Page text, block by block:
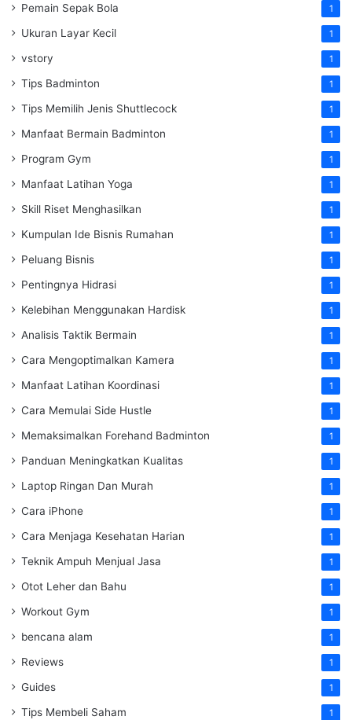
Pemain Sepak Bola 1
Ukuran Layar Kecil 1
vstory 1
Tips Badminton 1
Tips Memilih Jenis Shuttlecock 1
Manfaat Bermain Badminton 1
Program Gym 1
Manfaat Latihan Yoga 1
Skill Riset Menghasilkan 1
Kumpulan Ide Bisnis Rumahan 1
Peluang Bisnis 1
Pentingnya Hidrasi 1
Kelebihan Menggunakan Hardisk 1
Analisis Taktik Bermain 1
Cara Mengoptimalkan Kamera 1
Manfaat Latihan Koordinasi 1
Cara Memulai Side Hustle 1
Memaksimalkan Forehand Badminton 1
Panduan Meningkatkan Kualitas 1
Laptop Ringan Dan Murah 1
Cara iPhone 1
Cara Menjaga Kesehatan Harian 1
Teknik Ampuh Menjual Jasa 1
Otot Leher dan Bahu 1
Workout Gym 1
bencana alam 1
Reviews 1
Guides 1
Tips Membeli Saham 1